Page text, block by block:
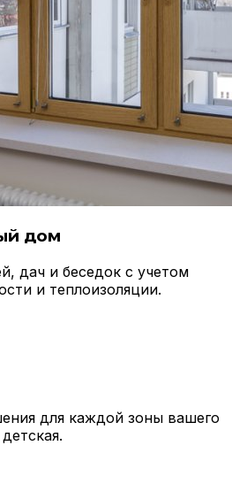
дом
дач и беседок с учетом
и теплоизоляции.
для каждой зоны вашего